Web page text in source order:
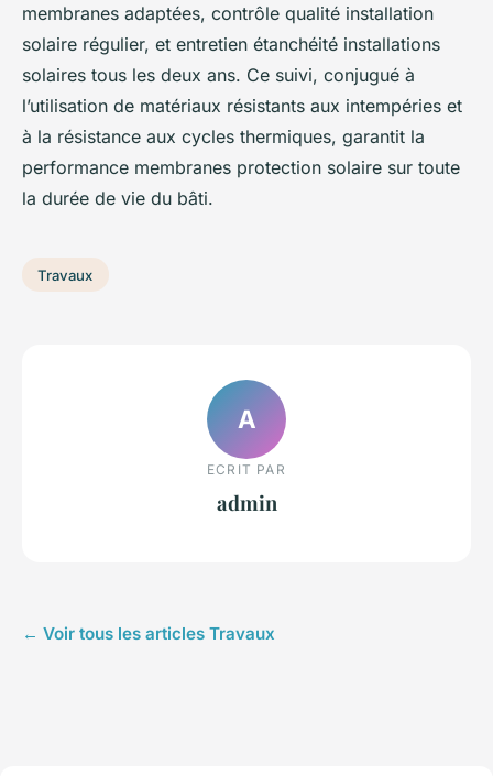
membranes adaptées, contrôle qualité installation
solaire régulier, et entretien étanchéité installations
solaires tous les deux ans. Ce suivi, conjugué à
l’utilisation de matériaux résistants aux intempéries et
à la résistance aux cycles thermiques, garantit la
performance membranes protection solaire sur toute
la durée de vie du bâti.
Travaux
A
ECRIT PAR
admin
← Voir tous les articles Travaux